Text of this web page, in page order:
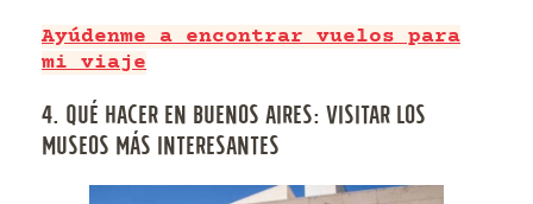
Ayúdenme a encontrar vuelos para
mi viaje
4. QUÉ HACER EN BUENOS AIRES: VISITAR LOS
MUSEOS MÁS INTERESANTES